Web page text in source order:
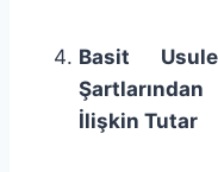
Basit
İlişkin Tutar